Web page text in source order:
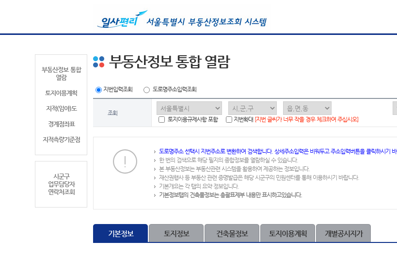
부동산정보 통합
열람
토지이용계획
지적(임야)도
경계점좌표
지적측량기준점
시군구
업무담당자
연락처조회
부동산정보 통합 열람
지번입력조회 도로명주소입력조회
조회
토지이용규제사항 포함
지번확대 [지번 글씨가 너무 작을 경우 체크하여 주십시오]
도로명주소 선택시 지번주소로 변환하여 검색합니다. 상세주소입력은 비워두고 주소입력버튼을 클릭하시기 바
한 번의 검색으로 해당 필지의 종합정보를 열람하실 수 있습니다.
본 부동산정보는 부동산관련 시스템을 활용하여 제공하는 정보입니다.
재산권행사 등 부동산 관련 증명발급은 해당 시군구의 민원센터를 통해 이용하시기 바랍니다.
기본개요는 각 탭의 요약 정보입니다.
기본정보탭의 건축물정보는 총괄표제부 내용만 표시하고있습니다.
기본정보 토지정보 건축물정보 토지이용계획 개별공시지가